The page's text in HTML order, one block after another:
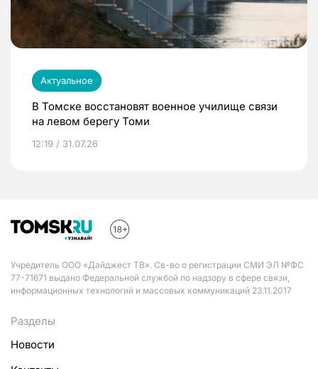
Актуальное
В Томске восстановят военное училище связи
на левом берегу Томи
12:19 / 31.07.26
Учредитель ООО «Дайджест ТВ». Св-во о регистрации СМИ ЭЛ №ФС
77-71671 выдано Федеральной службой по надзору в сфере связи,
информационных технологий и массовых коммуникаций 23.11.2017
Разделы
Новости